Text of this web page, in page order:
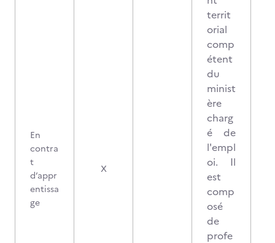
En
contra
t
d’appr
entissa
ge
X
territ
orial
comp
étent
du
minist
ère
charg
é de
l'empl
oi. Il
est
comp
osé
de
profe